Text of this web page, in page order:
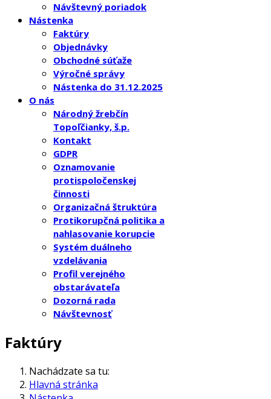
Návštevný poriadok
Nástenka
Faktúry
Objednávky
Obchodné súťaže
Výročné správy
Nástenka do 31.12.2025
O nás
Národný žrebčín
Topoľčianky, š.p.
Kontakt
GDPR
Oznamovanie
protispoločenskej
činnosti
Organizačná štruktúra
Protikorupčná politika a
nahlasovanie korupcie
Systém duálneho
vzdelávania
Profil verejného
obstarávateľa
Dozorná rada
Návštevnosť
Faktúry
Nachádzate sa tu:
Hlavná stránka